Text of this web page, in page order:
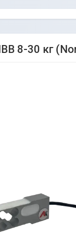
8-30 кг